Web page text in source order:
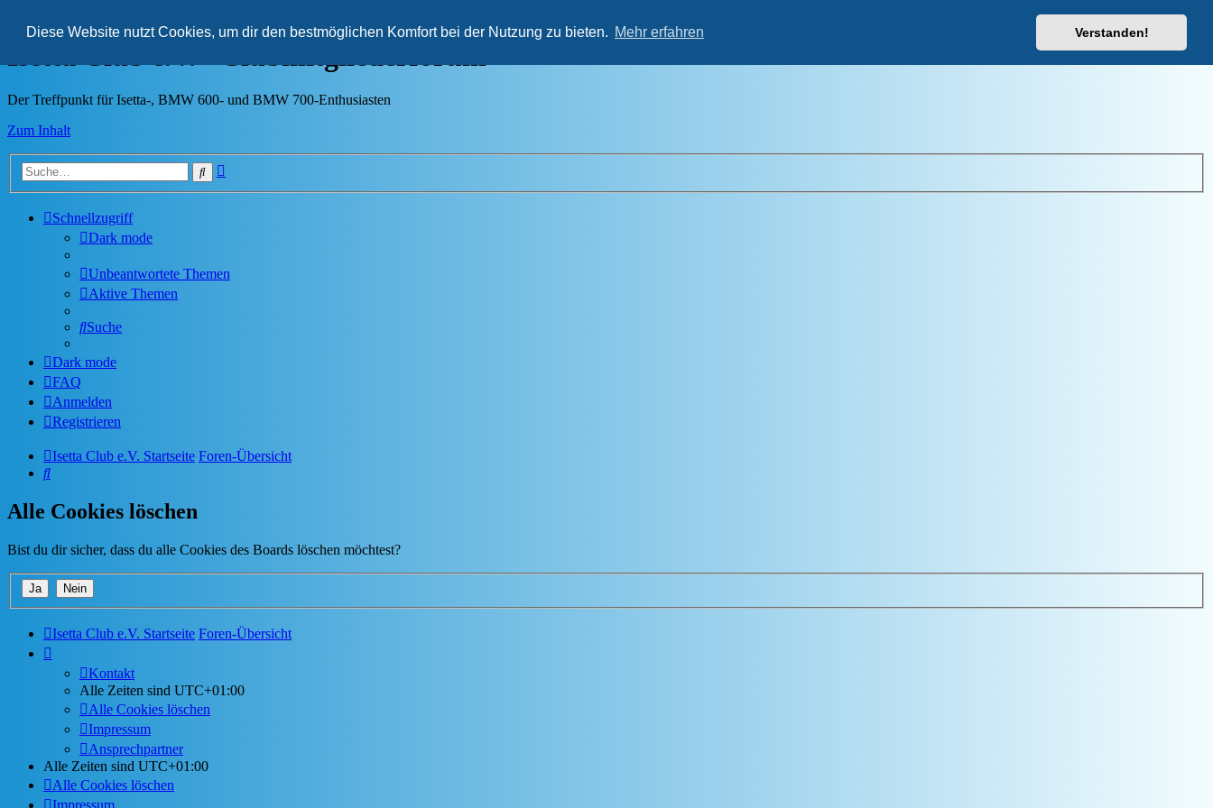
Diese Website nutzt Cookies, um dir den bestmöglichen Komfort bei der Nutzung zu bieten. Mehr erfahren Verstanden!
Der Treffpunkt für Isetta-, BMW 600- und BMW 700-Enthusiasten
Zum Inhalt
Suche
Schnellzugriff
Dark mode
Unbeantwortete Themen
Aktive Themen
Suche
Dark mode
FAQ
Anmelden
Registrieren
Isetta Club e.V. Startseite Foren-Übersicht
Suche
Alle Cookies löschen
Bist du dir sicher, dass du alle Cookies des Boards löschen möchtest?
Isetta Club e.V. Startseite Foren-Übersicht
Kontakt
Alle Zeiten sind UTC+01:00
Alle Cookies löschen
Impressum
Ansprechpartner
Alle Zeiten sind UTC+01:00
Alle Cookies löschen